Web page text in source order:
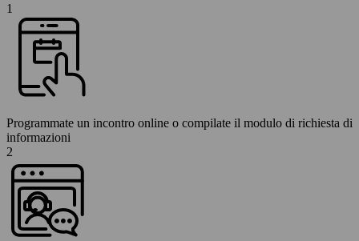
1
Programmate un incontro online o compilate il modulo di richiesta di
informazioni
2